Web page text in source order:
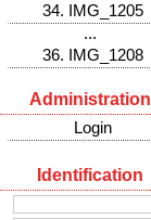
34. IMG_1205
...
36. IMG_1208
Administration
Login
Identification